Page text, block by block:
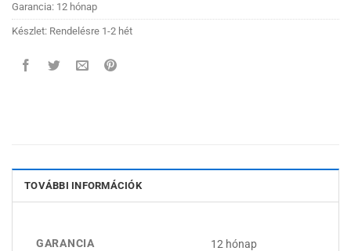
Garancia: 12 hónap
Készlet: Rendelésre 1-2 hét
TOVÁBBI INFORMÁCIÓK
GARANCIA 12 hónap